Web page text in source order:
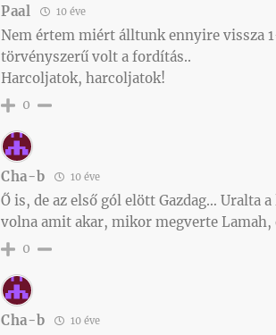
Paal 10 éve
Nem értem miért álltunk ennyire vissza
törvényszerű volt a fordítás..
Harcoljatok, harcoljatok!
0
Cha-b 10 éve
Ő is, de az első gól elött Gazdag… Uralta
volna amit akar, mikor megverte Lamah,
0
Cha-b 10 éve